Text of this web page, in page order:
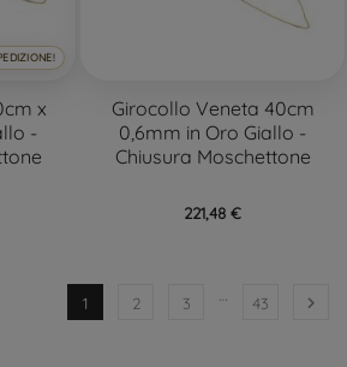
x
-
Girocollo Veneta 40cm
0,6mm in Oro Giallo -
Chiusura Moschettone
221,48 €
1 2 3 … 43 